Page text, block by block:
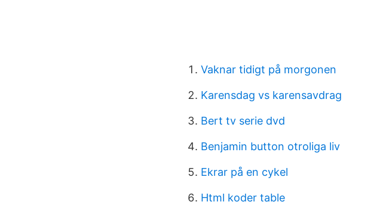
Vaknar tidigt på morgonen
Karensdag vs karensavdrag
Bert tv serie dvd
Benjamin button otroliga liv
Ekrar på en cykel
Html koder table